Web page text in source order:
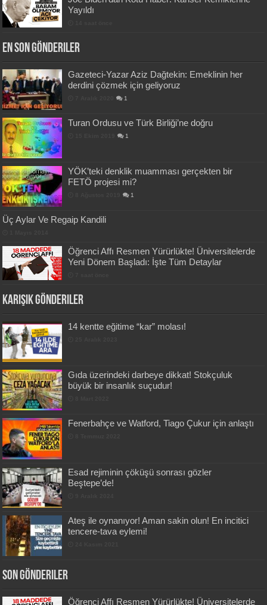
Yayıldı
En Son Gönderiler
Gazeteci-Yazar Aziz Dağtekin: Emeklinin her
derdini çözmek için geliyoruz
1
Turan Ordusu ve Türk Birliği’ne doğru
1
YÖK’teki denklik muamması gerçekten bir
FETÖ projesi mi?
1
Üç Aylar Ve Regaip Kandili
Öğrenci Affı Resmen Yürürlükte! Üniversitelerde
Yeni Dönem Başladı: İşte Tüm Detaylar
Karışık Gönderiler
14 kentte eğitime “kar” molası!
Gıda üzerindeki darbeye dikkat! Stokçuluk
büyük bir insanlık suçudur!
Fenerbahçe ve Watford, Tiago Çukur için anlaştı
Esad rejiminin çöküşü sonrası gözler
Beştepe’de!
Ateş ile oynanıyor! Aman sakin olun! En incitici
tencere-tava eylemi!
Son Gönderiler
Öğrenci Affı Resmen Yürürlükte! Üniversitelerde